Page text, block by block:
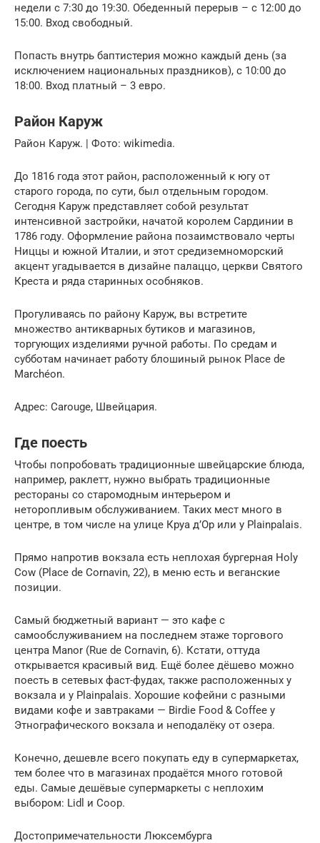
недели с 7:30 до 19:30. Обеденный перерыв – с 12:00 до
15:00. Вход свободный.
Попасть внутрь баптистерия можно каждый день (за
исключением национальных праздников), с 10:00 до
18:00. Вход платный – 3 евро.
Район Каруж
Район Каруж. | Фото: wikimedia.
До 1816 года этот район, расположенный к югу от
старого города, по сути, был отдельным городом.
Сегодня Каруж представляет собой результат
интенсивной застройки, начатой королем Сардинии в
1786 году. Оформление района позаимствовало черты
Ниццы и южной Италии, и этот средиземноморский
акцент угадывается в дизайне палаццо, церкви Святого
Креста и ряда старинных особняков.
Прогуливаясь по району Каруж, вы встретите
множество антикварных бутиков и магазинов,
торгующих изделиями ручной работы. По средам и
субботам начинает работу блошиный рынок Place de
Marchéon.
Адрес: Carouge, Швейцария.
Где поесть
Чтобы попробовать традиционные швейцарские блюда,
например, раклетт, нужно выбрать традиционные
рестораны со старомодным интерьером и
неторопливым обслуживанием. Таких мест много в
центре, в том числе на улице Круа д’Ор или у Plainpalais.
Прямо напротив вокзала есть неплохая бургерная Holy
Cow (Place de Cornavin, 22), в меню есть и веганские
позиции.
Самый бюджетный вариант — это кафе с
самообслуживанием на последнем этаже торгового
центра Manor (Rue de Cornavin, 6). Кстати, оттуда
открывается красивый вид. Ещё более дёшево можно
поесть в сетевых фаст-фудах, также расположенных у
вокзала и у Plainpalais. Хорошие кофейни с разными
видами кофе и завтраками — Birdie Food & Coffee у
Этнографического вокзала и неподалёку от озера.
Конечно, дешевле всего покупать еду в супермаркетах,
тем более что в магазинах продаётся много готовой
еды. Самые дешёвые супермаркеты с неплохим
выбором: Lidl и Coop.
Достопримечательности Люксембурга